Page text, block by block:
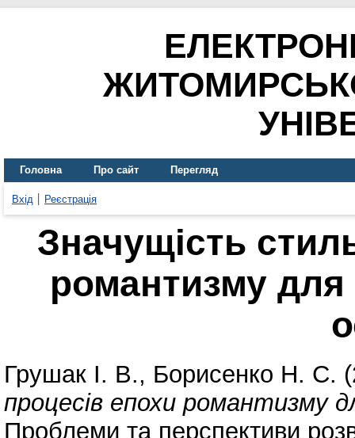
Головна Про сайт Перегляд
Вхід Реєстрація
Значущість
романтизму для
Грушак І. В., Борисенко Н. С.
процесів епохи романтизму
Проблеми та перспективи